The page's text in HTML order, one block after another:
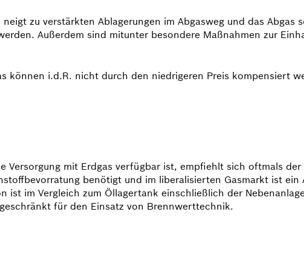
zu verstärkten Ablagerungen im Abgasweg und das Abgas
Außerdem sind mitunter besondere Maßnahmen zur
können i.d.R. nicht durch den niedrigeren Preis kompensiert
Versorgung mit Erdgas verfügbar ist, empfiehlt sich oftmals
benötigt und im liberalisierten Gasmarkt ist
ist im Vergleich zum Öllagertank einschließlich der
für den Einsatz von Brennwerttechnik.